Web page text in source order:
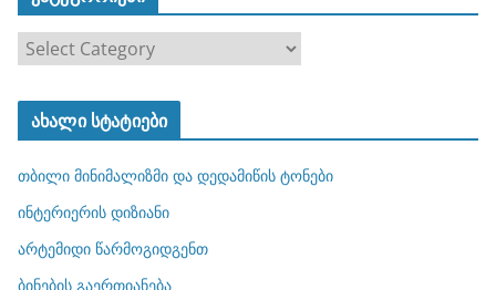
ა
ტ
ო
რ
ახალი სტატიები
თბილი მინიმალიზმი და დედამიწის ტონები
ინტერიერის დიზიანი
არტემიდი წარმოგიდგენთ
ბინების გაერთიანება